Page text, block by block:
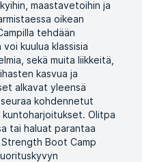
maastavetoihin ja
oikean
tehdään
kuulua klassisia
sekä muita liikkeitä,
kasvua ja
alkavat yleensä
kohdennetut
Olitpa
tai haluat parantaa
Boot Camp